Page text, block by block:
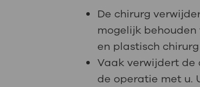
De chirurg
mogelijk
en plastisch
Vaak verwijdert de
de operatie met u.